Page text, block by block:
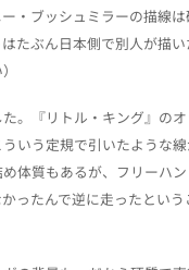
・ブッシュミラーの描線
たぶん日本側で別人が描
。『リトル・キング』の
いう定規で引いたような
体質もあるが、フリーハ
ったんで逆に走ったとい